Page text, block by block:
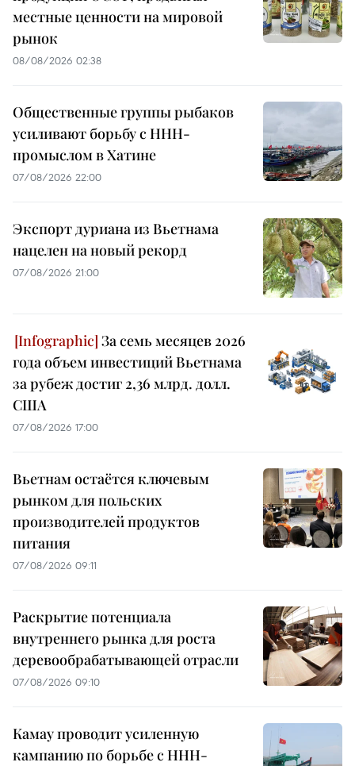
местные ценности на мировой
рынок
08/08/2026 02:38
Общественные группы рыбаков
усиливают борьбу с ННН-
промыслом в Хатине
07/08/2026 22:00
Экспорт дуриана из Вьетнама
нацелен на новый рекорд
07/08/2026 21:00
За семь месяцев 2026
года объем инвестиций Вьетнама
за рубеж достиг 2,36 млрд. долл.
США
07/08/2026 17:00
Вьетнам остаётся ключевым
рынком для польских
производителей продуктов
питания
07/08/2026 09:11
Раскрытие потенциала
внутреннего рынка для роста
деревообрабатывающей отрасли
07/08/2026 09:10
Камау проводит усиленную
кампанию по борьбе с ННН-